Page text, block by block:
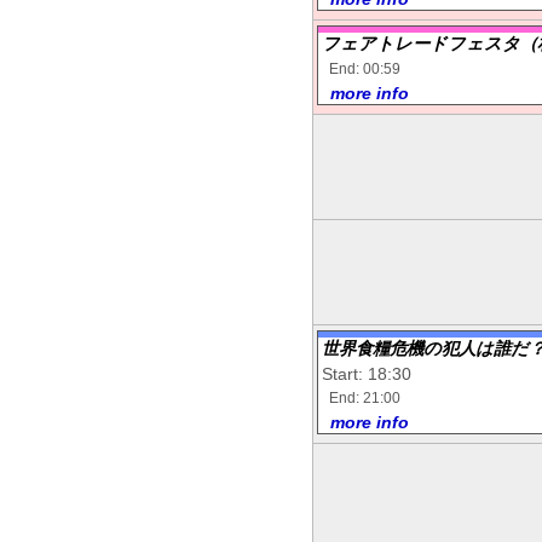
フェアトレードフェスタ（
End: 00:59
more info
世界食糧危機の犯人は誰だ
Start: 18:30
End: 21:00
more info